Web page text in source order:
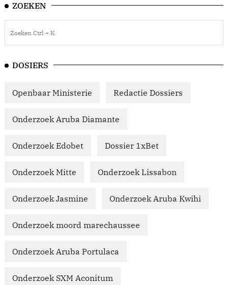
ZOEKEN
DOSIERS
Openbaar Ministerie Redactie Dossiers
Onderzoek Aruba Diamante
Onderzoek Edobet Dossier 1xBet
Onderzoek Mitte Onderzoek Lissabon
Onderzoek Jasmine Onderzoek Aruba Kwihi
Onderzoek moord marechaussee
Onderzoek Aruba Portulaca
Onderzoek SXM Aconitum